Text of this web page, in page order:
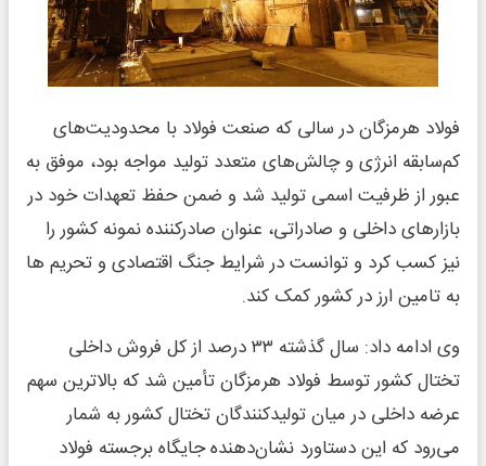
فولاد هرمزگان در سالی که صنعت فولاد با محدودیت‌های
کم‌سابقه انرژی و چالش‌های متعدد تولید مواجه بود، موفق به
عبور از ظرفیت اسمی تولید شد و ضمن حفظ تعهدات خود در
بازارهای داخلی و صادراتی، عنوان صادرکننده نمونه کشور را
نیز کسب کرد و توانست در شرایط جنگ اقتصادی و تحریم ها
به تامین ارز در کشور کمک کند.
وی ادامه داد: سال گذشته ۳۳ درصد از کل فروش داخلی
تختال کشور توسط فولاد هرمزگان تأمین شد که بالاترین سهم
عرضه داخلی در میان تولیدکنندگان تختال کشور به شمار
می‌رود که این دستاورد نشان‌دهنده جایگاه برجسته فولاد